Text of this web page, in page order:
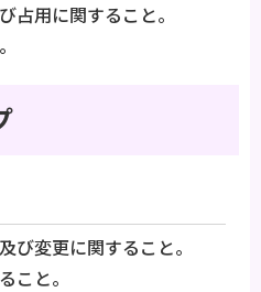
占用に関すること。
び変更に関すること。
こと。